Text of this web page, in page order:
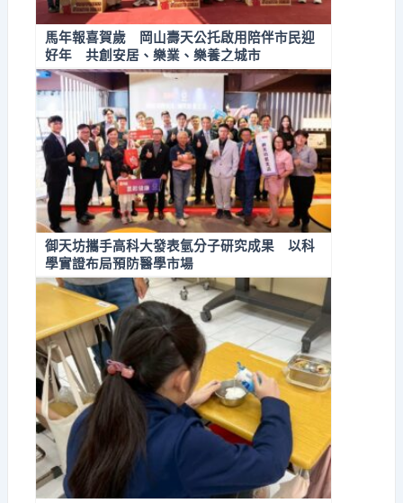
馬年報喜賀歲 岡山壽天公托啟用陪伴市民迎
好年 共創安居、樂業、樂養之城市
御天坊攜手高科大發表氫分子研究成果 以科
學實證布局預防醫學市場